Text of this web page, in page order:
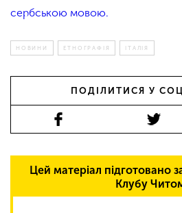
сербською мовою.
НОВИНИ ЕТНОГРАФІЯ ІТАЛІЯ
ПОДІЛИТИСЯ У
Цей матеріал підготовано
Клубу